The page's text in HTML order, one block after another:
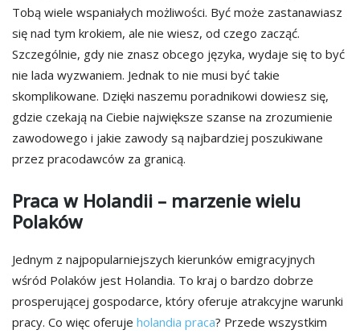
Tobą wiele wspaniałych możliwości. Być może zastanawiasz
się nad tym krokiem, ale nie wiesz, od czego zacząć.
Szczególnie, gdy nie znasz obcego języka, wydaje się to być
nie lada wyzwaniem. Jednak to nie musi być takie
skomplikowane. Dzięki naszemu poradnikowi dowiesz się,
gdzie czekają na Ciebie największe szanse na zrozumienie
zawodowego i jakie zawody są najbardziej poszukiwane
przez pracodawców za granicą.
Praca w Holandii – marzenie wielu
Polaków
Jednym z najpopularniejszych kierunków emigracyjnych
wśród Polaków jest Holandia. To kraj o bardzo dobrze
prosperującej gospodarce, który oferuje atrakcyjne warunki
pracy. Co więc oferuje holandia praca? Przede wszystkim